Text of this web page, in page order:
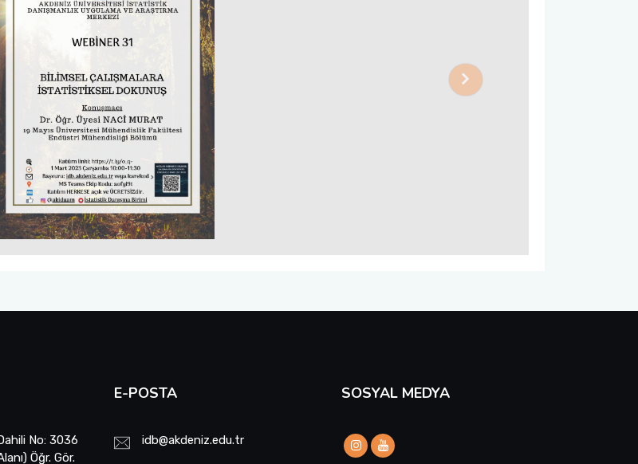
Next
No: 3036
Öğr. Gör.
E-POSTA
idb@akdeniz.edu.tr
SOSYAL MEDYA